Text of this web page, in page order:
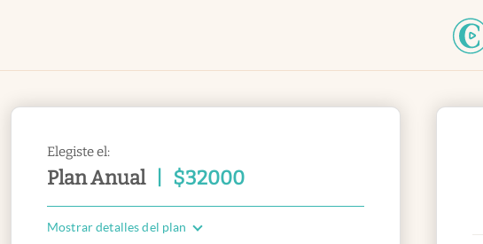
Elegiste el:
Plan Anual $32000
Mostrar detalles del plan